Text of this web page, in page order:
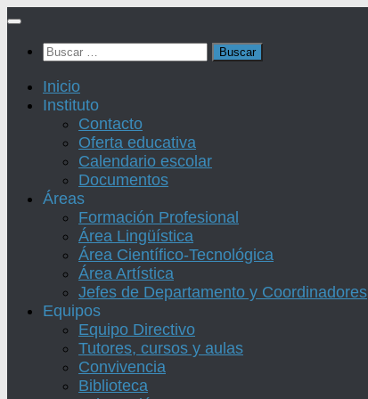
Saltar
contenido
Buscar:
Inicio
Instituto
Contacto
Oferta educativa
Calendario escolar
Documentos
Áreas
Formación Profesional
Área Lingüística
Área Científico-Tecnológica
Área Artística
Jefes de Departamento y Coordinadores
Equipos
Equipo Directivo
Tutores, cursos y aulas
Convivencia
Biblioteca